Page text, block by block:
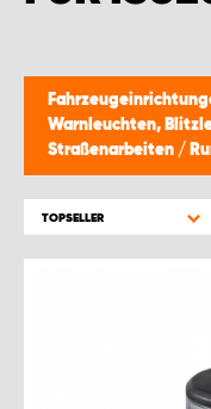
Warnleuchten,
Straßenarbeiten /
TOPSELLER
MONTAGEPARTNER WIEN 1230
SCHAURAUM ÖSTERREICH